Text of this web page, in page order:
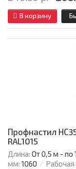
В корзину
Профнастил
RAL1015
Длина: От 0,5 м - по
мм: 1060